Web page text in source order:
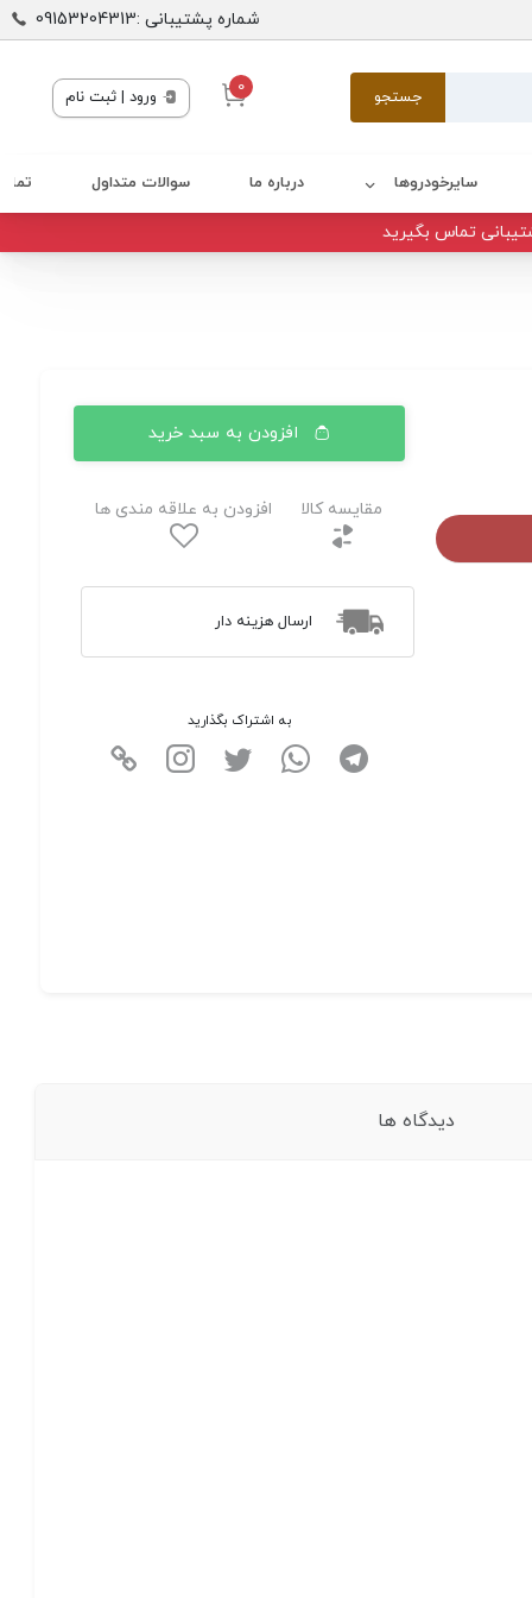
شماره پشتیبانی :09153204313
جستجو 0 ورود | ثبت نام
سایرخودروها درباره ما سوالات متداول
تماس بگیرید
افزودن به سبد خرید
مقایسه کالا افزودن به علاقه مندی ها
ارسال هزینه دار
به اشتراک بگذارید
دیدگاه ها